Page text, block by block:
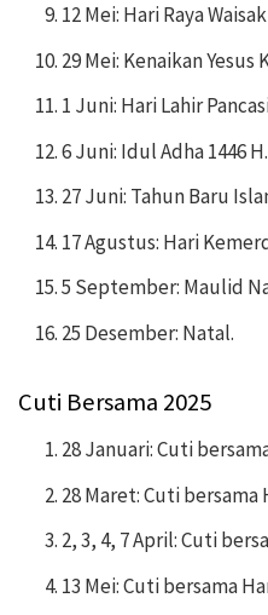
12 Mei: Hari Raya
29 Mei: Kenaikan Yesus
1 Juni: Hari Lahir
6 Juni: Idul Adha 1446 H.
27 Juni: Tahun Baru
17 Agustus: Hari
5 September: Maulid
25 Desember: Natal.
Cuti Bersama 2025
28 Januari: Cuti
28 Maret: Cuti bersama
2, 3, 4, 7 April: Cuti
13 Mei: Cuti bersama